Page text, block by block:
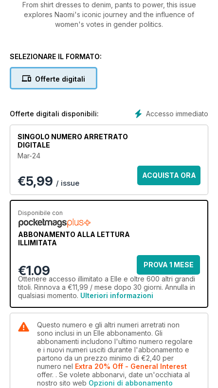
From shirt dresses to denim, pants to power, this issue
explores Naomi's iconic journey and the influence of
women's votes in gender politics.
SELEZIONARE IL FORMATO:
Offerte digitali
Accesso immediato
Offerte digitali disponibili:
SINGOLO NUMERO ARRETRATO
DIGITALE
Mar-24
€5,99 / issue
ACQUISTA ORA
Disponibile con
ABBONAMENTO ALLA LETTURA
ILLIMITATA
€1.09
PROVA 1 MESE
Ottenere accesso illimitato a Elle e oltre 600 altri grandi
titoli. Rinnova a €11,99 / mese dopo 30 giorni. Annulla in
qualsiasi momento. Ulteriori informazioni
Questo numero e gli altri numeri arretrati non
sono inclusi in un Elle abbonamento. Gli
abbonamenti includono l'ultimo numero regolare
e i nuovi numeri usciti durante l'abbonamento e
partono da un prezzo minimo di €2,40 per
numero nel Extra 20% Off - General Interest
offer. . Se volete abbonarvi, date un'occhiata al
nostro sito web Opzioni di abbonamento